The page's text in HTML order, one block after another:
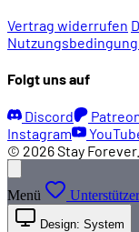
Vertrag widerrufen
Folgt uns auf
Discord
Instagram
© 2026 Stay
Menü
Design: System